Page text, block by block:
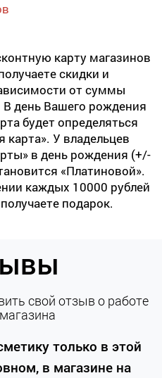
карту магазинов
скидки и
от суммы
В день Вашего рождения
будет определяться
карта». У владельцев
в день рождения (+/-
«Платиновой».
каждых 10000 рублей
подарок.
свой отзыв о работе
только в этой
в магазине на